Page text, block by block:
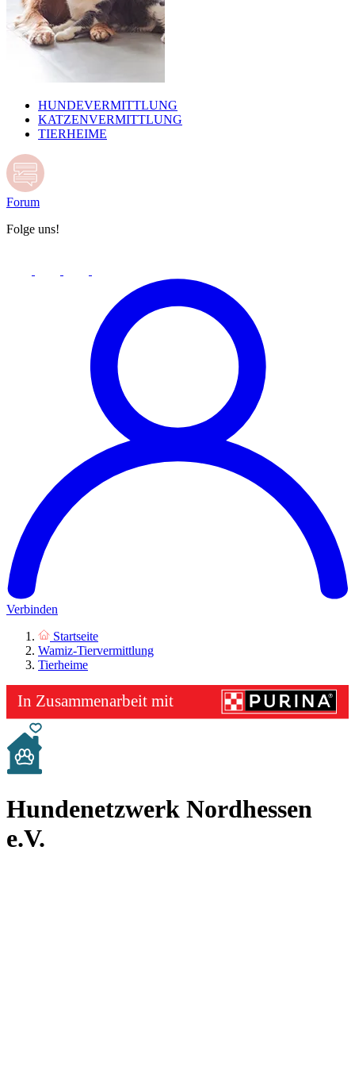
HUNDEVERMITTLUNG
KATZENVERMITTLUNG
TIERHEIME
Forum
Folge uns!
Verbinden
Startseite
Wamiz-Tiervermittlung
Tierheime
Hundenetzwerk Nordhessen
e.V.